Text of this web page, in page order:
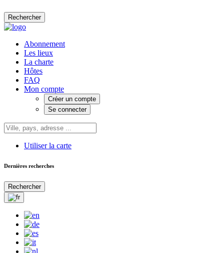
Rechercher
Abonnement
Les lieux
La charte
Hôtes
FAQ
Mon compte
Créer un compte
Se connecter
Utiliser la carte
Dernières recherches
Rechercher